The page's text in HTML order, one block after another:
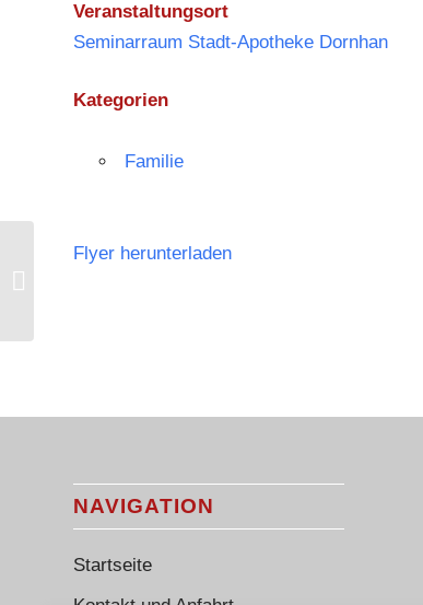
Veranstaltungsort
Seminarraum Stadt-Apotheke Dornhan
Kategorien
Familie
Flyer herunterladen
NAVIGATION
Startseite
Vortrag “Ziemlich beste Eltern” mit